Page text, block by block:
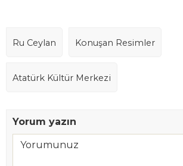
Ru Ceylan Konuşan Resimler
Atatürk Kültür Merkezi
Yorum yazın